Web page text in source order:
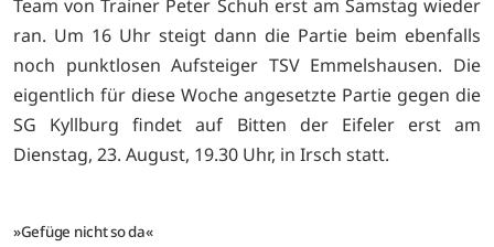
Team von Trainer Peter Schuh erst am Samstag wieder
ran. Um 16 Uhr steigt dann die Partie beim ebenfalls
noch punktlosen Aufsteiger TSV Emmelshausen. Die
eigentlich für diese Woche angesetzte Partie gegen die
SG Kyllburg findet auf Bitten der Eifeler erst am
Dienstag, 23. August, 19.30 Uhr, in Irsch statt.
»Gefüge nicht so da«